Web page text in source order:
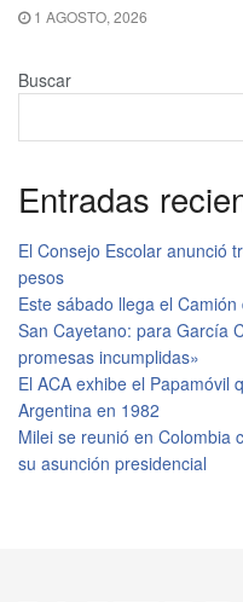
1 AGOSTO, 2026
Buscar
Entradas
El Consejo Escolar anunció
pesos
Este sábado llega el
San Cayetano: para García
promesas incumplidas»
El ACA exhibe el Papamóvil
Argentina en 1982
Milei se reunió en Colombia
su asunción presidencial